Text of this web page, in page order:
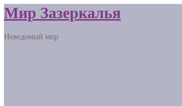
Мир Зазеркалья
Неведомый мир